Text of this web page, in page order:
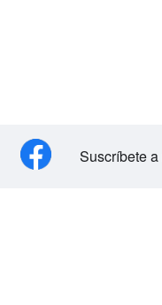
Suscríbete a